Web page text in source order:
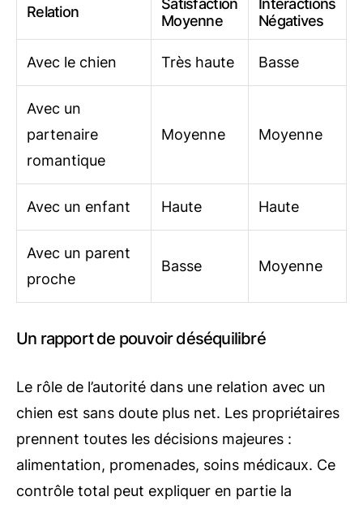
Relation
Satisfaction
Moyenne
Interactions
Négatives
Avec le chien Très haute Basse
Avec un
partenaire
romantique
Moyenne Moyenne
Avec un enfant Haute Haute
Avec un parent
proche
Basse Moyenne
Un rapport de pouvoir déséquilibré
Le rôle de l’autorité dans une relation avec un
chien est sans doute plus net. Les propriétaires
prennent toutes les décisions majeures :
alimentation, promenades, soins médicaux. Ce
contrôle total peut expliquer en partie la